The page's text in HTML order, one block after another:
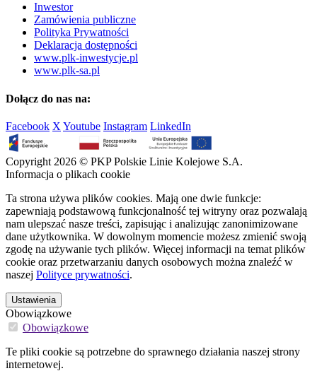
Inwestor
Zamówienia publiczne
Polityka Prywatności
Deklaracja dostępności
www.plk-inwestycje.pl
www.plk-sa.pl
Dołącz do nas na:
Facebook X Youtube Instagram LinkedIn
Copyright 2026 © PKP Polskie Linie Kolejowe S.A.
Informacja o plikach cookie
Ta strona używa plików cookies. Mają one dwie funkcje:
zapewniają podstawową funkcjonalność tej witryny oraz pozwalają
nam ulepszać nasze treści, zapisując i analizując zanonimizowane
dane użytkownika. W dowolnym momencie możesz zmienić swoją
zgodę na używanie tych plików. Więcej informacji na temat plików
cookie oraz przetwarzaniu danych osobowych można znaleźć w
naszej Polityce prywatności.
Ustawienia
Obowiązkowe
Obowiązkowe
Te pliki cookie są potrzebne do sprawnego działania naszej strony
internetowej.